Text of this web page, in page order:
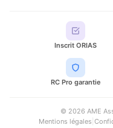
Inscrit ORIAS
RC Pro garantie
© 2026 AME
Mentions légales